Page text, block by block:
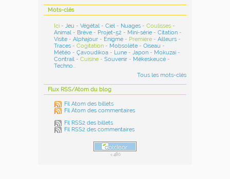
Mots-clés
Ici -Jeu -Végétal -Ciel - Nuages -Coulisses -
Animal - Brève - Projet-52 - Mini-série -Citation -
Visite -Alphajour - Enigme - Première -Ailleurs -
Traces -Cogitation - Mobsolète -Oiseau -
Météo -Çavoudikoa - Lune -Japon - Mokuzai -
Contrail -Cuisine -Souvenir - Mékeskeucé -
Techno...
Tous les mots-clés
Flux RSS/Atom du blog
Fil Atom des billets
Fil Atom des commentaires
Fil RSS2 des billets
Fil RSS2 des commentaires